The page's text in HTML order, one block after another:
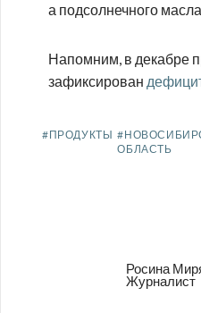
а подсолнечного
Напомним, в декабре
зафиксирован
#ПРОДУКТЫ
ОБЛАСТЬ
Росина
Журналист